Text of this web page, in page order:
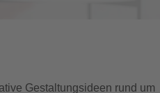
Gestaltungsideen rund um